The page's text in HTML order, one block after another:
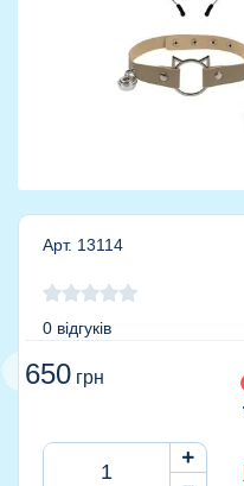
Арт. 13114
0 відгуків
650 грн